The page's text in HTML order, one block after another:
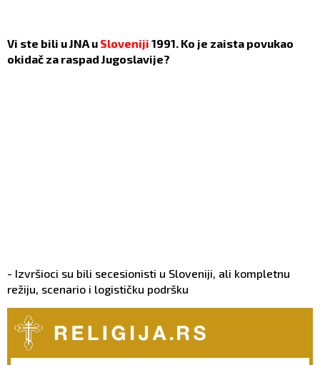
Vi ste bili u JNA u Sloveniji 1991. Ko je zaista povukao
okidač za raspad Jugoslavije?
- Izvršioci su bili secesionisti u Sloveniji, ali kompletnu
režiju, scenario i logističku podršku